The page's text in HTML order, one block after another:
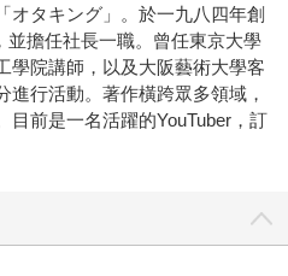
オタキング」。於一九八四年創
擔任社長一職。曾任東京大學
學院講師，以及大阪藝術大學客
進行活動。著作橫跨眾多領域，
目前是一名活躍的YouTuber，訂